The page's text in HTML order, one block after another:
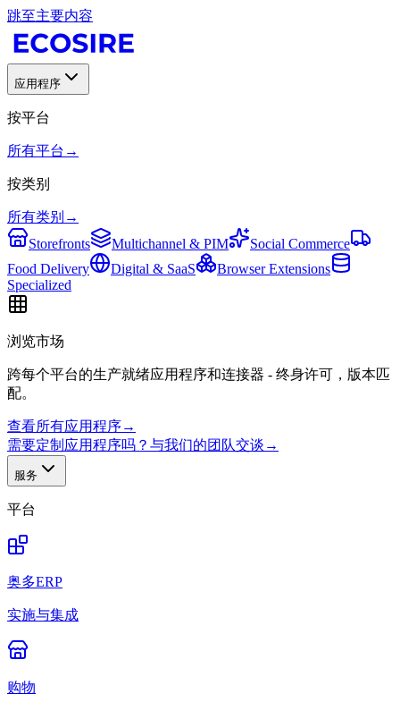
跳至主要内容
应用程序
按平台
所有平台 →
按类别
所有类别 →
Storefronts
Multichannel & PIM
Social Commerce
Food Delivery
Digital & SaaS
Browser Extensions
Specialized
浏览市场
跨每个平台的生产就绪应用程序和连接器 - 终身许可，版本匹
配。
查看所有应用程序→
需要定制应用程序吗？与我们的团队交谈 →
服务
平台
奥多ERP
实施与集成
购物